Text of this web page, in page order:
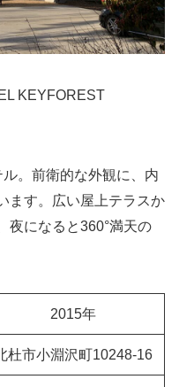
KEYFOREST
。前衛的な外観に、内
ます。広い屋上テラスか
夜になると360°満天の
2015年
杜市小淵沢町10248-16